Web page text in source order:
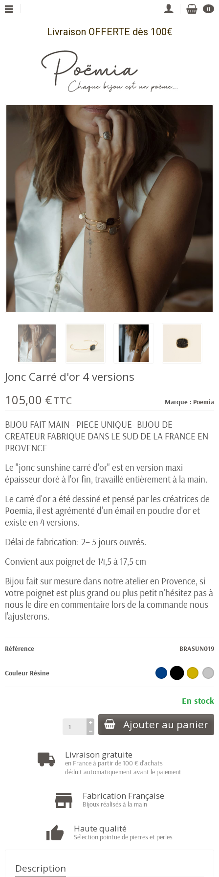
Livraison OFFERTE dès 100€
0
Jonc Carré d'or 4 versions
Marque : Poemia
105,00 €TTC
BIJOU FAIT MAIN - PIECE UNIQUE- BIJOU DE
CREATEUR FABRIQUE DANS LE SUD DE LA FRANCE EN
PROVENCE
Le "jonc sunshine carré d'or" est en version maxi
épaisseur doré à l'or fin, travaillé entièrement à la main.
Le carré d'or a été dessiné et pensé par les créatrices de
Poemia, il est agrémenté d'un émail en poudre d'or et
existe en 4 versions.
Délai de fabrication: 2– 5 jours ouvrés.
Convient aux poignet de 14,5 à 17,5 cm
Bijou fait sur mesure dans notre atelier en Provence, si
votre poignet est plus grand ou plus petit n'hésitez pas à
nous le dire en commentaire lors de la commande nous
l'ajusterons.
Référence BRASUN019
Couleur Résine
En stock
Ajouter au panier
Livraison gratuite
en France à partir de 100 € d'achats
déduit automatiquement avant le paiement
Fabrication Française
Bijoux réalisés à la main
Haute qualité
Sélection pointue de pierres et perles
Description